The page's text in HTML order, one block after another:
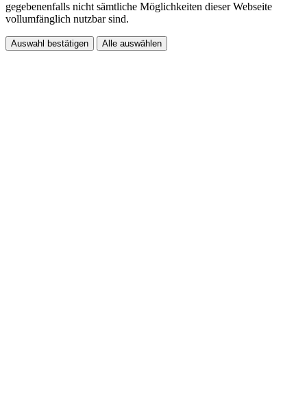
gegebenenfalls nicht sämtliche Möglichkeiten dieser Webseite
vollumfänglich nutzbar sind.
Auswahl bestätigen Alle auswählen